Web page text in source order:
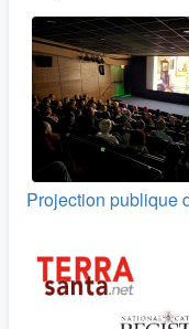
Projection publique